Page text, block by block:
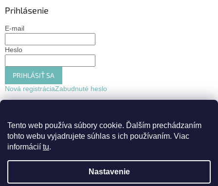
Tento web používa súbory cookie. Ďalším prechádzaním
tohto webu vyjadrujete súhlas s ich používaním. Viac
informácií tu.
Nastavenie
Prihlásenie
E-mail
Heslo
PRIHLÁSIŤ SA
Nová registráciaZabudnuté heslo
Vytvoril Shoptet